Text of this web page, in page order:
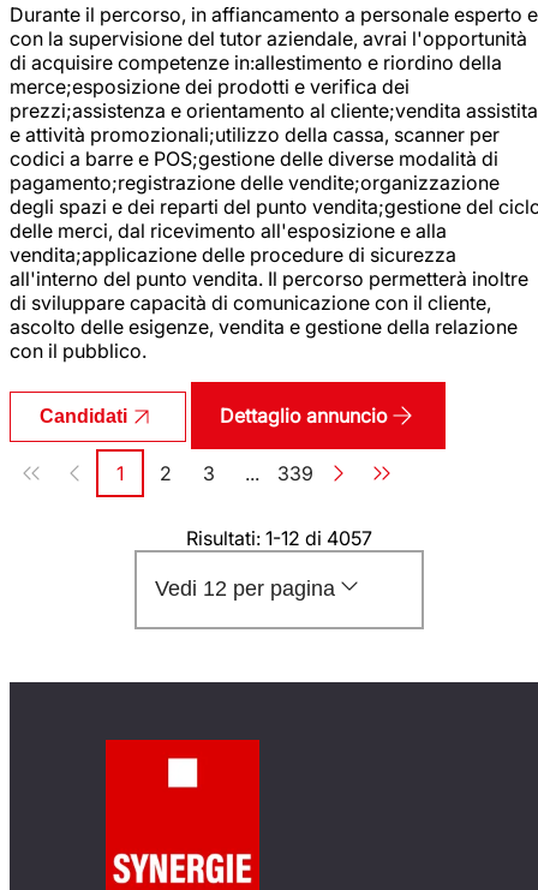
Durante il percorso, in affiancamento a personale esperto e
con la supervisione del tutor aziendale, avrai l'opportunità
di acquisire competenze in:allestimento e riordino della
merce;esposizione dei prodotti e verifica dei
prezzi;assistenza e orientamento al cliente;vendita assistita
e attività promozionali;utilizzo della cassa, scanner per
codici a barre e POS;gestione delle diverse modalità di
pagamento;registrazione delle vendite;organizzazione
degli spazi e dei reparti del punto vendita;gestione del
delle merci, dal ricevimento all'esposizione e alla
vendita;applicazione delle procedure di sicurezza
all'interno del punto vendita. Il percorso permetterà inoltre
di sviluppare capacità di comunicazione con il cliente,
ascolto delle esigenze, vendita e gestione della relazione
con il pubblico.
Candidati Dettaglio annuncio
Paginazione
Pagina
1 Pagina
2 Pagina
3 ... Pagina
339
Risultati: 1-12 di 4057
Vedi 12 per pagina